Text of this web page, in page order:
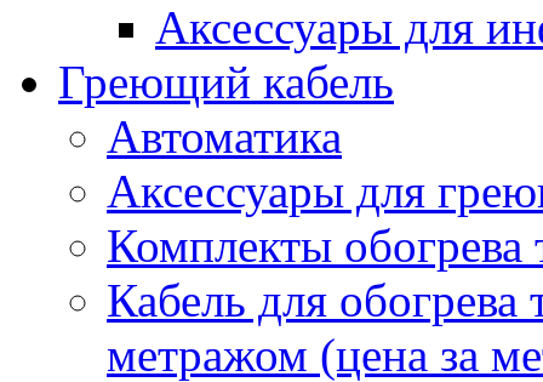
Аксессуары для
Греющий кабель
Автоматика
Аксессуары для
Комплекты обогрева
Кабель для обогрева
метражом (цена за